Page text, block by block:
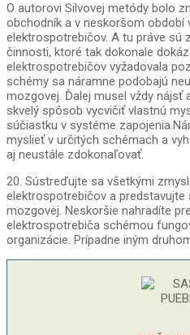
O autorovi Silvovej metódy bolo
obchodník a v neskoršom období
elektrospotrebičov. A tu práve sú
činnosti, ktoré tak dokonale
elektrospotrebičov vyžadovala
schémy sa náramne podobajú
mozgovej. Ďalej musel vždy nájsť
skvelý spôsob vycvičiť vlastnú
súčiastku v systéme
myslieť v určitých schémach a
aj neustále zdokonaľovať.
20. Sústreďujte sa všetkými
elektrospotrebičov a
mozgovej. Neskoršie nahradíte
elektrospotrebiča schémou
organizácie. Prípadne iným